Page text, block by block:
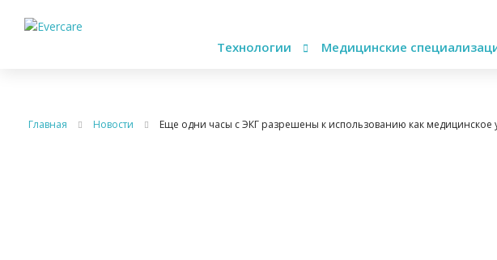
Технологии Медицинские
Главная Новости Еще одни часы с ЭКГ разрешены к использованию как медицинское